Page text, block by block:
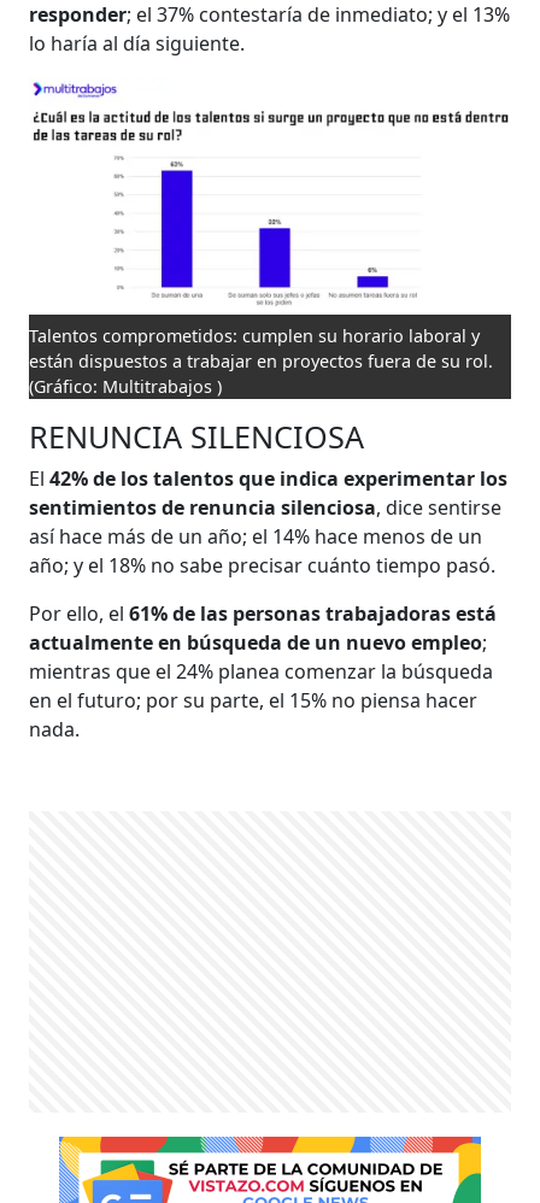
responder; el 37% contestaría de inmediato; y el 13%
lo haría al día siguiente.
Talentos comprometidos: cumplen su horario laboral y
están dispuestos a trabajar en proyectos fuera de su rol.
(Gráfico: Multitrabajos )
RENUNCIA SILENCIOSA
El42% de los talentos que indica experimentar los
sentimientos de renuncia silenciosa, dice sentirse
así hace más de un año; el 14% hace menos de un
año; y el 18% no sabe precisar cuánto tiempo pasó.
Por ello, el61% de las personas trabajadoras está
actualmente en búsqueda de un nuevo empleo;
mientras que el 24% planea comenzar la búsqueda
en el futuro; por su parte, el 15% no piensa hacer
nada.